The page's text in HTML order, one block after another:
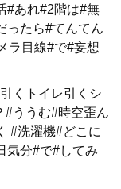
#あれ#2階は#無
ったら#てんてん
ラ目線#で#妄想
くトイレ引くシ
#ううむ#時空歪ん
#洗濯機#どこに
気分#で#してみ